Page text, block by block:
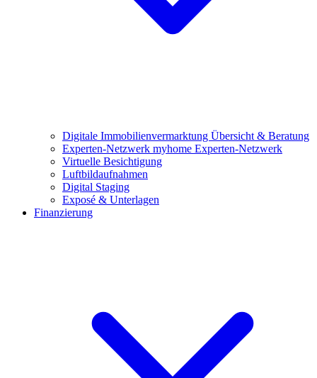
Digitale Immobilienvermarktung Übersicht & Beratung
Experten-Netzwerk myhome Experten-Netzwerk
Virtuelle Besichtigung
Luftbildaufnahmen
Digital Staging
Exposé & Unterlagen
Finanzierung